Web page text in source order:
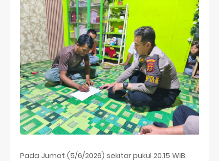
Pada Jumat (5/6/2026) sekitar pukul 20.15 WIB,